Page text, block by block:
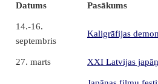
Datums
Pasākums
14.-16.
septembris
Kaligrāfijas
27. marts XXI Latvijas